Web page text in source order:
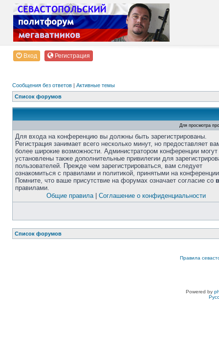
Вход Регистрация
Сообщения без ответов | Активные темы
Список форумов
Для просмотра
Для входа на конференцию вы должны быть зарегистрированы.
Регистрация занимает всего несколько минут, но предоставляет
более широкие возможности. Администратором конференции
установлены также дополнительные привилегии для
пользователей. Прежде чем зарегистрироваться, вам следует
ознакомиться с правилами и политикой, принятыми на
Помните, что ваше присутствие на форумах означает согласие со
правилами.
Общие правила| Соглашение о конфиденциальности
Список форумов
Правила
Powered by